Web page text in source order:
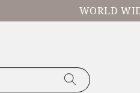
WORLD